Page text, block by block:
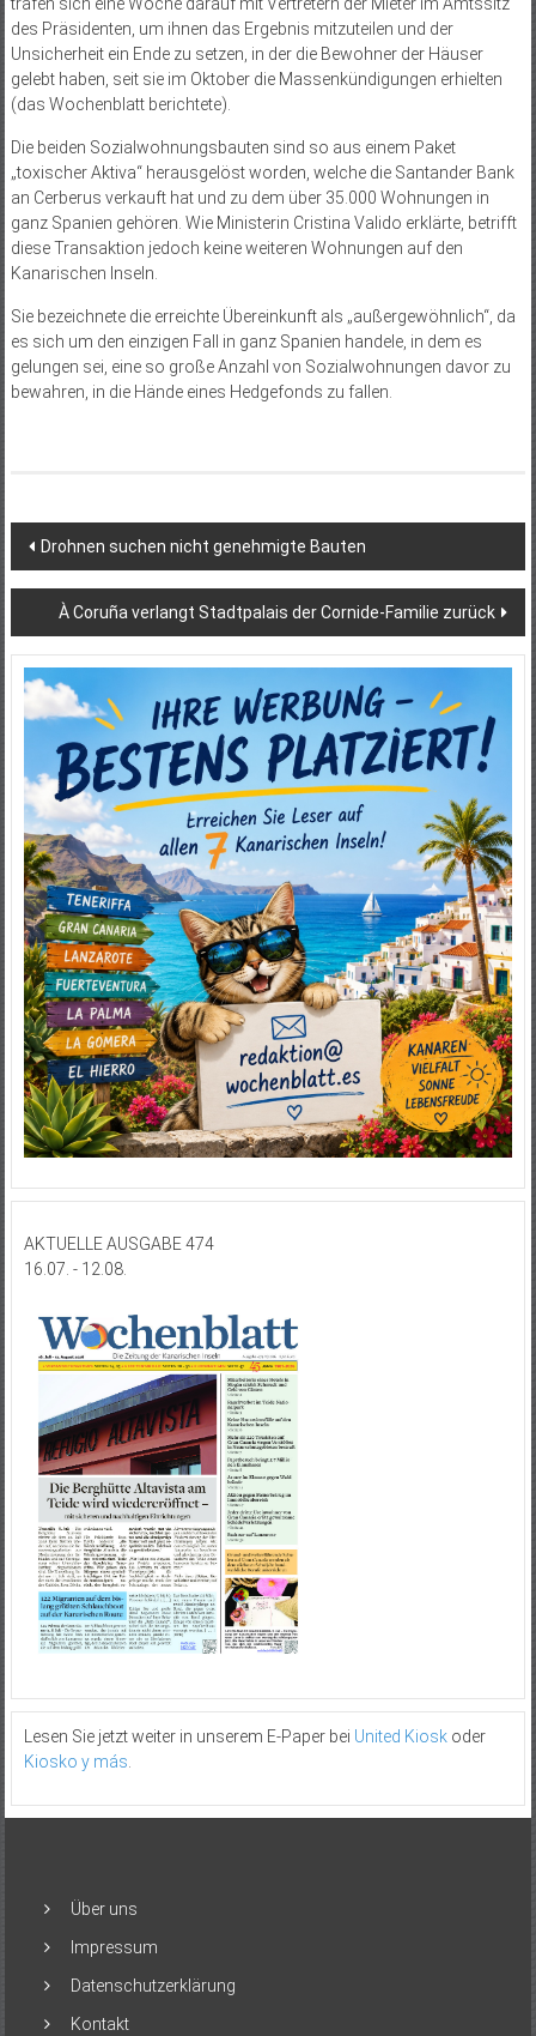
trafen sich eine Woche darauf mit Vertretern der Mieter im Amtssitz
des Präsidenten, um ihnen das Ergebnis mitzuteilen und der
Unsicherheit ein Ende zu setzen, in der die Bewohner der Häuser
gelebt haben, seit sie im Oktober die Massenkündigungen erhielten
(das Wochenblatt berichtete).
Die beiden Sozialwohnungsbauten sind so aus einem Paket
„toxischer Aktiva“ herausgelöst worden, welche die Santander Bank
an Cerberus verkauft hat und zu dem über 35.000 Wohnungen in
ganz Spanien gehören. Wie Ministerin Cristina Valido erklärte, betrifft
diese Transaktion jedoch keine weiteren Wohnungen auf den
Kanarischen Inseln.
Sie bezeichnete die erreichte Übereinkunft als „außerge­wöhn­lich“, da
es sich um den einzigen Fall in ganz Spanien handele, in dem es
gelungen sei, eine so große Anzahl von Sozialwohnungen davor zu
bewahren, in die Hände eines Hedgefonds zu fallen.
Beitragsnavigation
Drohnen suchen nicht genehmigte Bauten
À Coruña verlangt Stadtpalais der Cornide-Familie zurück
AKTUELLE AUSGABE 474
16.07. - 12.08.
Lesen Sie jetzt weiter in unserem E-Paper bei United Kioskoder
Kiosko y más.
Über uns
Impressum
Datenschutzerklärung
Kontakt